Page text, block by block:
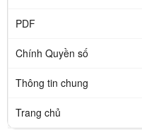
PDF
Chính Quyền số
Thông tin chung
Trang chủ